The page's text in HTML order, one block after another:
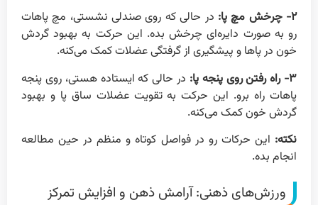
۲- چرخش مچ پا:
در حالی که روی صندلی نشستی، مچ پاهات
رو به صورت دایره‌ای چرخش بده. این حرکت به بهبود گردش
خون در پاها و پیشگیری از گرفتگی عضلات کمک می‌کنه.
۳- راه رفتن روی پنجه پا:
در حالی که ایستاده هستی، روی پنجه
پاهات راه برو. این حرکت به تقویت عضلات ساق پا و بهبود
گردش خون کمک می‌کنه.
نکته: این حرکات رو در فواصل کوتاه و منظم در حین مطالعه
انجام بده.
ورزش‌های ذهنی: آرامش ذهن و افزایش تمرکز